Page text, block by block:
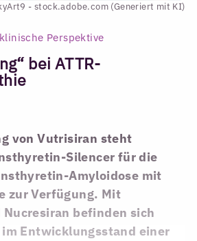
- stock.adobe.com (Generiert mit KI)
Perspektive
bei ATTR-
von Vutrisiran steht
Silencer für die
Amyloidose mit
zur Verfügung. Mit
befinden sich
Entwicklungsstand einer